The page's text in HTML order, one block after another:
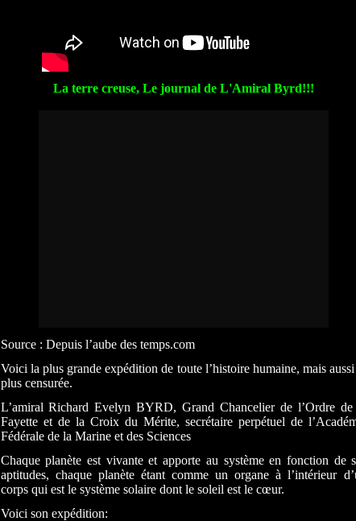
La terre creuse, Le journal de L'Amiral Byrd!!!
Source : Depuis l’aube des temps.com
Voici la plus grande expédition de toute l’histoire humaine, mais
plus censurée.
L’amiral Richard Evelyn BYRD, Grand Chancelier de l’Ordre
Fayette et de la Croix du Mérite, secrétaire perpétuel de
Fédérale de la Marine et des Sciences
Chaque planète est vivante et apporte au système en fonction de
aptitudes, chaque planète étant comme un organe à l’intérieur
corps qui est le système solaire dont le soleil est le cœur.
Voici son expédition: